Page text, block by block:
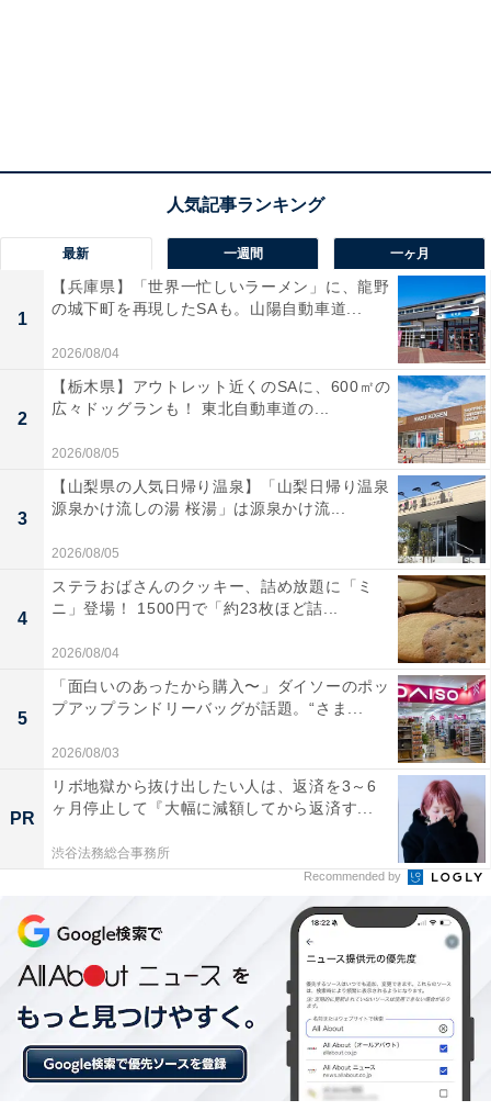
最新 一週間 一ヶ月
1
【兵庫県】「世界一忙しいラーメン」に、龍野
の城下町を再現したSAも。山陽自動車道...
2026/08/04
2
【栃木県】アウトレット近くのSAに、600㎡の
広々ドッグランも！ 東北自動車道の...
2026/08/05
3
【山梨県の人気日帰り温泉】「山梨日帰り温泉
源泉かけ流しの湯 桜湯」は源泉かけ流...
2026/08/05
4
ステラおばさんのクッキー、詰め放題に「ミ
ニ」登場！ 1500円で「約23枚ほど詰...
2026/08/04
5
「面白いのあったから購入〜」ダイソーのポッ
プアップランドリーバッグが話題。“さま...
2026/08/03
PR
リボ地獄から抜け出したい人は、返済を3～6
ヶ月停止して『大幅に減額してから返済す...
渋谷法務総合事務所
Recommended by